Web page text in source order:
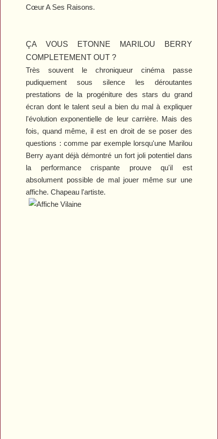
Cœur A Ses Raisons.
ÇA VOUS ETONNE MARILOU BERRY
COMPLETEMENT OUT ?
Très souvent le chroniqueur cinéma passe
pudiquement sous silence les déroutantes
prestations de la progéniture des stars du grand
écran dont le talent seul a bien du mal à expliquer
l'évolution exponentielle de leur carrière. Mais des
fois, quand même, il est en droit de se poser des
questions : comme par exemple lorsqu'une Marilou
Berry ayant déjà démontré un fort joli potentiel dans
la performance crispante prouve qu'il est
absolument possible de mal jouer même sur une
affiche. Chapeau l'artiste.